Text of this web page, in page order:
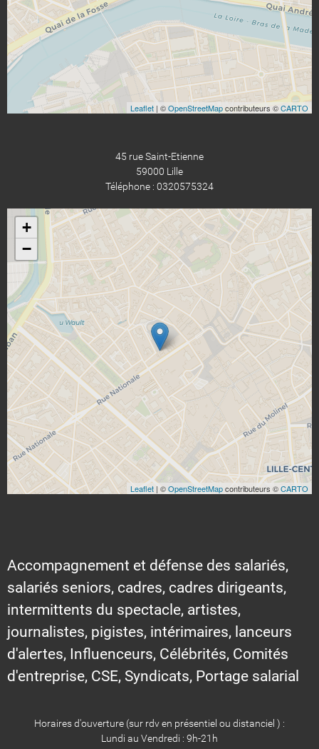
Leaflet | ©OpenStreetMapcontributeurs ©CARTO
45 rue Saint-Etienne
59000 Lille
Téléphone : 0320575324
+
−
Leaflet | ©OpenStreetMapcontributeurs ©CARTO
Accompagnement et défense des salariés,
salariés seniors, cadres, cadres dirigeants,
intermittents du spectacle, artistes,
journalistes, pigistes, intérimaires, lanceurs
d'alertes, Influenceurs, Célébrités, Comités
d'entreprise, CSE, Syndicats, Portage salarial
Horaires d'ouverture (sur rdv en présentiel ou distanciel ) :
Lundi au Vendredi : 9h-21h